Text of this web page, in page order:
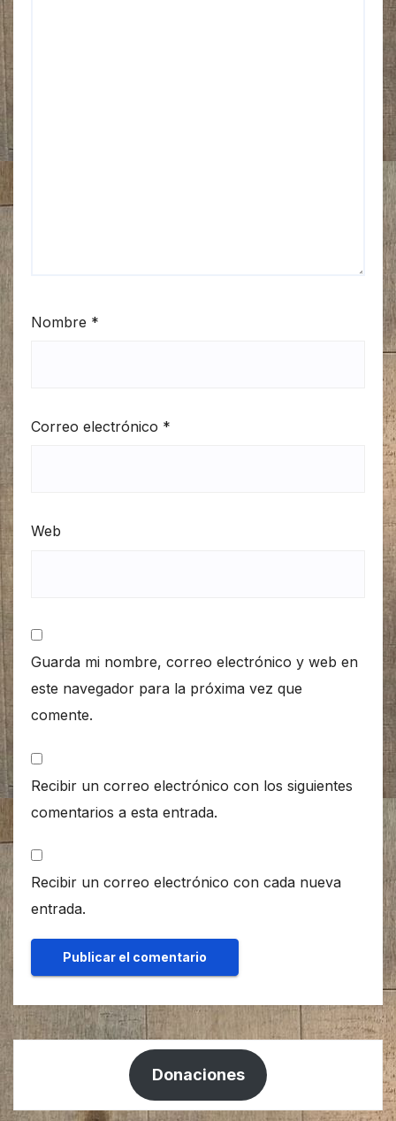
Nombre *
Correo electrónico *
Web
Guarda mi nombre, correo electrónico y web en
este navegador para la próxima vez que
comente.
Recibir un correo electrónico con los siguientes
comentarios a esta entrada.
Recibir un correo electrónico con cada nueva
entrada.
Donaciones